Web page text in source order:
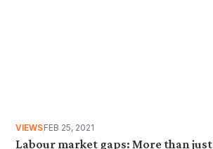
VIEWSFEB 25, 2021
Labour market gaps: More than just